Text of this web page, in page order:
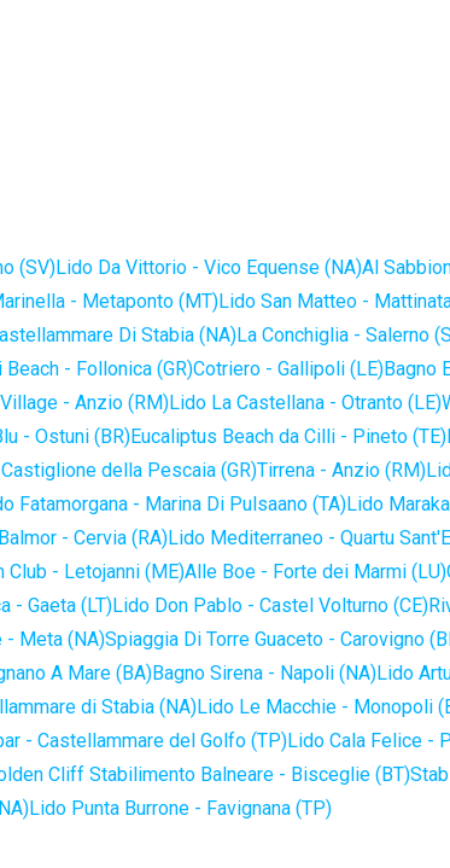
(SV)Lido Da Vittorio - Vico Equense (NA)Al
- Metaponto (MT)Lido San Matteo -
Di Stabia (NA)La Conchiglia - Salerno
Beach - Follonica (GR)Cotriero - Gallipoli (LE)Bagno
- Anzio (RM)Lido La Castellana - Otranto (LE)
- Ostuni (BR)Eucaliptus Beach da Cilli - Pineto (TE)
della Pescaia (GR)Tirrena - Anzio (RM)
Fatamorgana - Marina Di Pulsaano (TA)Lido
- Cervia (RA)Lido Mediterraneo - Quartu
Club - Letojanni (ME)Alle Boe - Forte dei Marmi (LU)
- Gaeta (LT)Lido Don Pablo - Castel Volturno (CE)
- Meta (NA)Spiaggia Di Torre Guaceto - Carovigno
A Mare (BA)Bagno Sirena - Napoli (NA)Lido
di Stabia (NA)Lido Le Macchie - Monopoli
- Castellammare del Golfo (TP)Lido Cala Felice -
Cliff Stabilimento Balneare - Bisceglie (BT)
Lido Punta Burrone - Favignana (TP)